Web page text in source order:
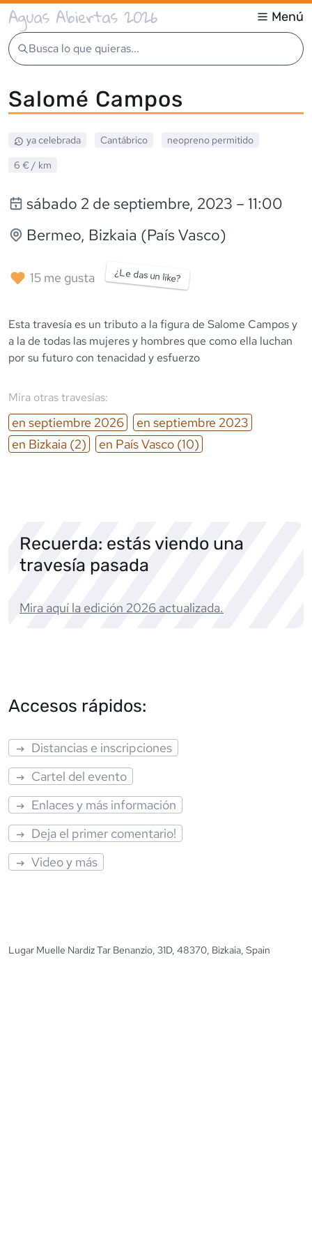
Aguas Abiertas 2026 Menú
Busca lo que quieras...
Salomé Campos
ya celebrada Cantábrico neopreno permitido
6 € / km
sábado 2 de septiembre, 2023 – 11:00
Bermeo, Bizkaia (País Vasco)
15 me gusta ¿Le das un like?
Esta travesía es un tributo a la figura de Salome Campos y
a la de todas las mujeres y hombres que como ella luchan
por su futuro con tenacidad y esfuerzo
Mira otras travesías:
en septiembre 2026 en septiembre 2023
en Bizkaia (2) en País Vasco (10)
Recuerda: estás viendo una
travesía pasada
Mira aquí la edición 2026 actualizada.
Accesos rápidos:
Distancias e inscripciones
Cartel del evento
Enlaces y más información
Deja el primer comentario!
Video y más
Lugar Muelle Nardiz Tar Benanzio, 31D, 48370, Bizkaia, Spain